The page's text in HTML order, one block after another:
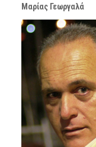
Μαρίας Γεωργαλά